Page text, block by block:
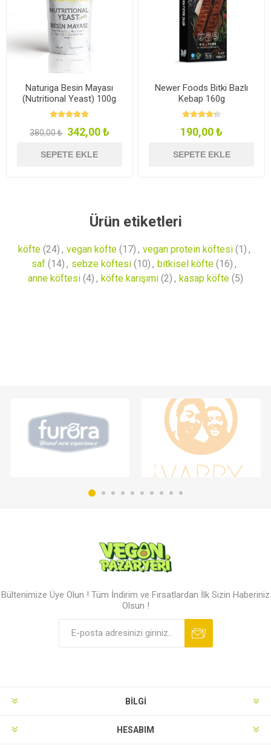
Naturiga Besin Mayası
(Nutritional Yeast) 100g
380,00 ₺ 342,00 ₺
SEPETE EKLE
Newer Foods Bitki Bazlı
Kebap 160g
190,00 ₺
SEPETE EKLE
Ürün etiketleri
köfte (24) , vegan köfte (17) , vegan protein köftesi (1) ,
saf (14) , sebze köftesi (10) , bitkisel köfte (16) ,
anne köftesi (4) , köfte karışımı (2) , kasap köfte (5)
Bültenimize Üye Olun ! Tüm İndirim ve Fırsatlardan İlk Sizin Haberiniz
Olsun !
BILGI
HESABIM